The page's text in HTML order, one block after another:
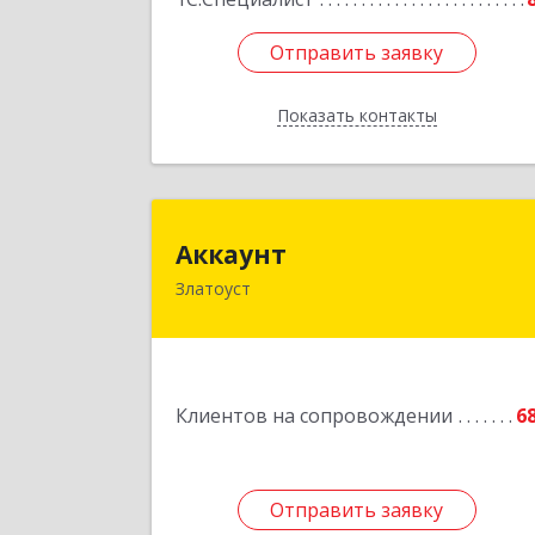
Отправить заявку
Показать контакты
Отправить заявку
Назад
Аккаунт
Златоуст
Клиентов на сопровождении
Отправить заявку
456200, Челябинская обл, Златоуст г,
Отправить заявку